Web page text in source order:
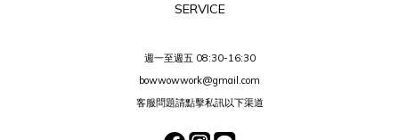
SERVICE
週一至週五 08:30-16:30
bowwowwork@gmail.com
客服問題請點擊私訊以下渠道